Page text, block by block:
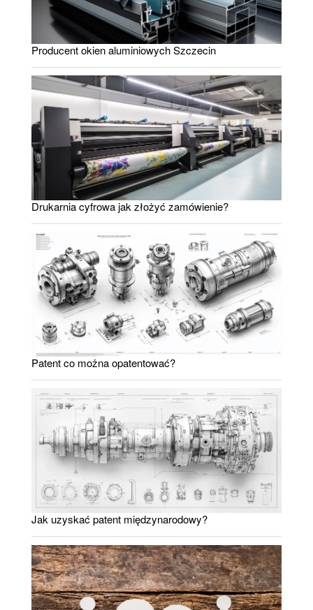
Producent okien aluminiowych Szczecin
Drukarnia cyfrowa jak złożyć zamówienie?
Patent co można opatentować?
Jak uzyskać patent międzynarodowy?